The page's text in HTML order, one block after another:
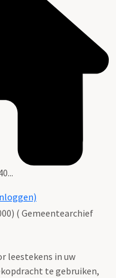
( Gemeentearchief
leestekens in uw
te gebruiken,